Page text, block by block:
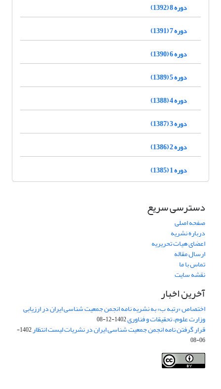
دوره 8 (1392)
دوره 7 (1391)
دوره 6 (1390)
دوره 5 (1389)
دوره 4 (1388)
دوره 3 (1387)
دوره 2 (1386)
دوره 1 (1385)
دسترسی سریع
صفحه اصلی
درباره نشریه
اعضای هیات تحریریه
ارسال مقاله
تماس با ما
نقشه سایت
آخرین اخبار
اختصاص «رتبه ب» به نشریه نامه انجمن جمعیت شناسی ایران در ارزیابی
وزارت علوم، تحقیقات و فناوری1402-12-08
قرار گرفتن نامه انجمن جمعیت شناسی ایران در نشریات لیست انتظار
1402-
06-08